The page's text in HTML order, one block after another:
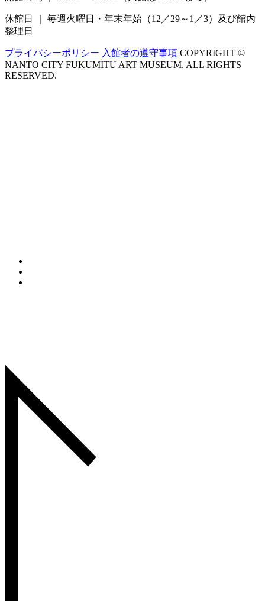
休館日 ｜ 毎週火曜日・年末年始（12／29～1／3）
及び館内
整理日
プライバシーポリシー 入館者の遵守事項 COPYRIGHT ©
NANTO CITY FUKUMITU ART MUSEUM. ALL RIGHTS
RESERVED.